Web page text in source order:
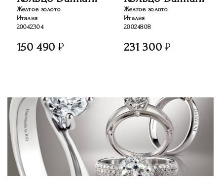
Желтое золото
Италия
20042304
150 490
Желтое золото
Италия
20024808
231 300